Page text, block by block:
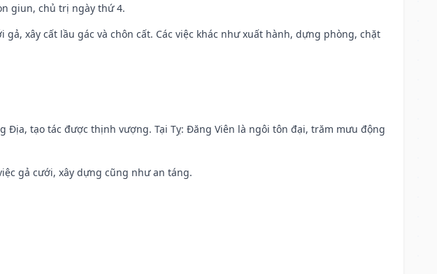
giun, chủ trị ngày thứ 4.
xây cất lầu gác và chôn cất. Các việc khác như xuất hành, dựng phòng, chặt
Địa, tạo tác được thịnh vượng. Tại Tỵ: Đăng Viên là ngôi tôn đại, trăm mưu động
gả cưới, xây dựng cũng như an táng.